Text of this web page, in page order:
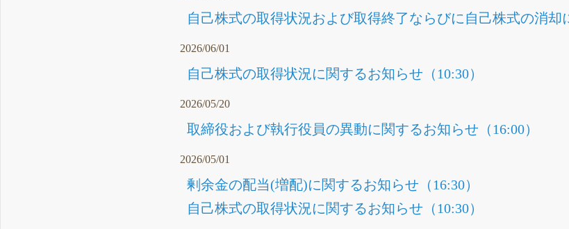
自己株式の取得状況および取得終了ならびに自己株式の消却
2026/06/01
自己株式の取得状況に関するお知らせ（10:30）
2026/05/20
取締役および執行役員の異動に関するお知らせ（16:00）
2026/05/01
剰余金の配当(増配)に関するお知らせ（16:30）
自己株式の取得状況に関するお知らせ（10:30）